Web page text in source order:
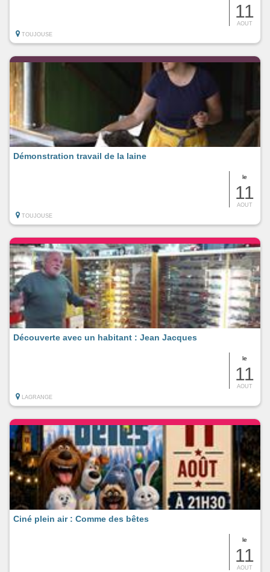
11
AOUT
TOUJOUSE
le
11
AOUT
Démonstration travail de la laine
TOUJOUSE
le
11
AOUT
Découverte avec un habitant : Jean Jacques
LAGRANGE
le
11
AOUT
Ciné plein air : Comme des bêtes